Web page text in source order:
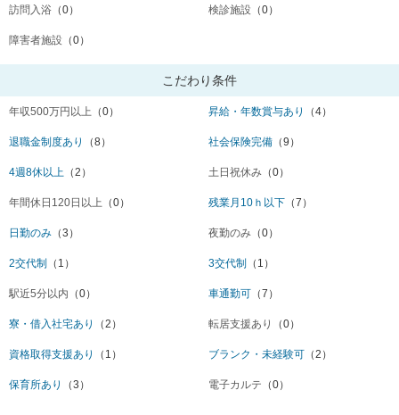
訪問入浴 （0） 検診施設 （0）
障害者施設 （0）
こだわり条件
年収500万円以上 （0） 昇給・年数賞与あり （4）
退職金制度あり （8） 社会保険完備 （9）
4週8休以上 （2） 土日祝休み （0）
年間休日120日以上 （0） 残業月10ｈ以下 （7）
日勤のみ （3） 夜勤のみ （0）
2交代制 （1） 3交代制 （1）
駅近5分以内 （0） 車通勤可 （7）
寮・借入社宅あり （2） 転居支援あり （0）
資格取得支援あり （1） ブランク・未経験可 （2）
保育所あり （3） 電子カルテ （0）